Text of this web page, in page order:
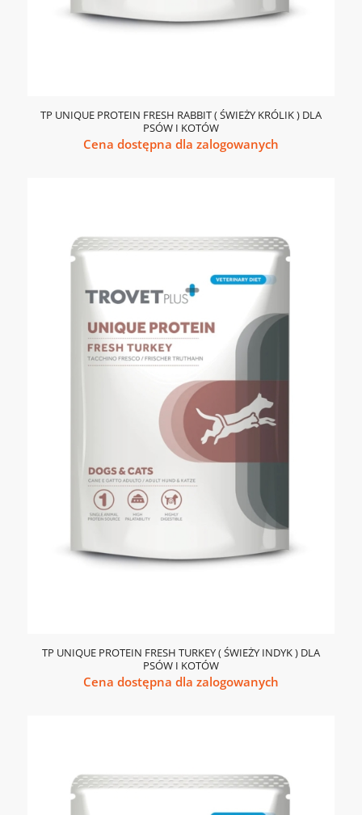
TP UNIQUE PROTEIN FRESH RABBIT ( ŚWIEŻY KRÓLIK ) DLA
PSÓW I KOTÓW
Cena dostępna dla zalogowanych
TP UNIQUE PROTEIN FRESH TURKEY ( ŚWIEŻY INDYK ) DLA
PSÓW I KOTÓW
Cena dostępna dla zalogowanych